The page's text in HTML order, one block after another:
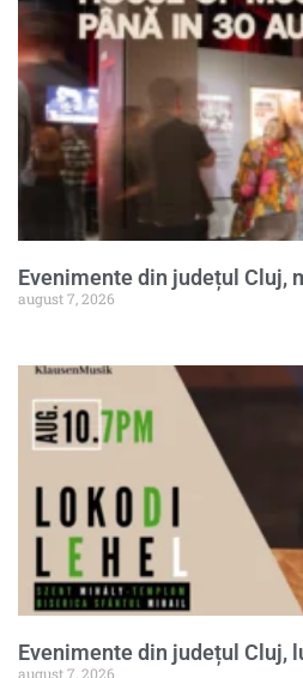
Evenimente din județul Cluj,
august 7, 2026
Evenimente din județul Cluj,
august 7, 2026